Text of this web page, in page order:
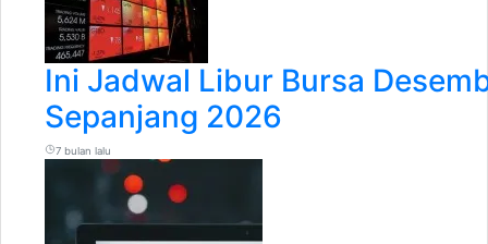
Ini Jadwal Libur Bursa
Sepanjang 2026
7 bulan lalu